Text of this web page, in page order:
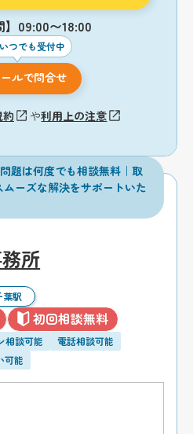
】09:00〜18:00
つでも受付中
ルで問合せ
や利用上の注意
題は何度でも相談無料｜取
ーズな解決をサポートいた
所
葉駅
初回相談無料
相談可能
電話相談可能
可能